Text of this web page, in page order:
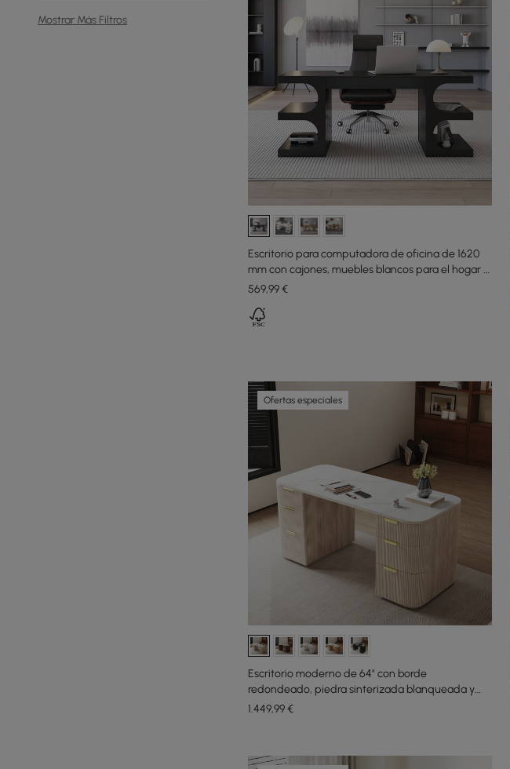
Mostrar Más Filtros
Escritorio para computadora de oficina de 1620
mm con cajones, muebles blancos para el hogar y
la oficina
569,99€
Ofertas especiales
Escritorio moderno de 64" con borde
redondeado, piedra sinterizada blanqueada y
doble almacenamiento
1.449,99€